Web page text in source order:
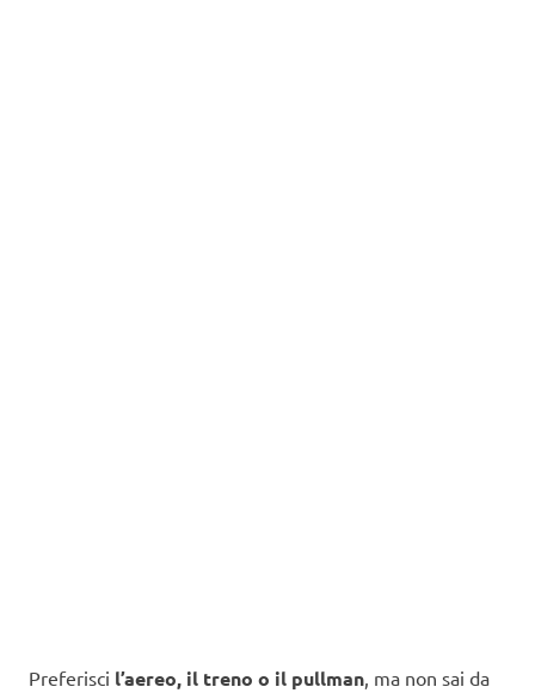
Preferisci l’aereo, il treno o il pullman, ma non sai da